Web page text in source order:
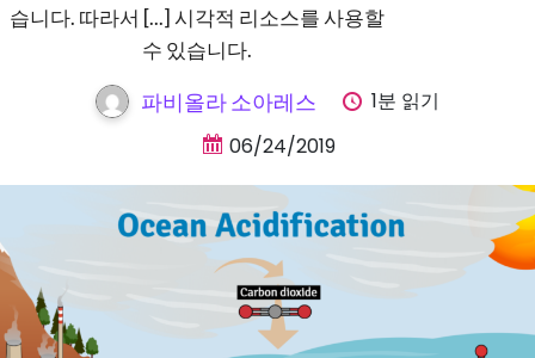
습니다. 따라서 [...] 시각적 리소스를 사용할
수 있습니다.
파비올라 소아레스
1분 읽기
06/24/2019